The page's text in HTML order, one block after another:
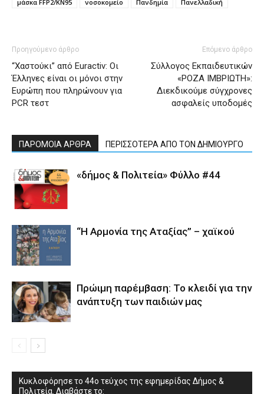
μάσκα FFP2/KN95
νοσοκομείο Πανδημία Πανελλαδική
Προηγούμενο άρθρο
“Χαστούκι” από Euractiv: Οι
Έλληνες είναι οι μόνοι στην
Ευρώπη που πληρώνουν για
PCR τεστ
Επόμενο άρθρο
Σύλλογος Εκπαιδευτικών
«ΡΟΖΑ ΙΜΒΡΙΩΤΗ»:
Διεκδικούμε σύγχρονες
ασφαλείς υποδομές
ΠΑΡΟΜΟΙΑ ΑΡΘΡΑ ΠΕΡΙΣΣΟΤΕΡΑ ΑΠΟ ΤΟΝ ΔΗΜΙΟΥΡΓΟ
«δήμος & Πολιτεία» Φύλλο #44
“Η Αρμονία της Αταξίας” – χαϊκού
Πρώιμη παρέμβαση: Το κλειδί για την
ανάπτυξη των παιδιών µας
Κυκλοφόρησε το 44ο τεύχος της εφημερίδας Δήμος &
Πολιτεία. Διαβάστε το: